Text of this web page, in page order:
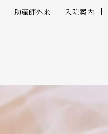
助産師外来 入院案内